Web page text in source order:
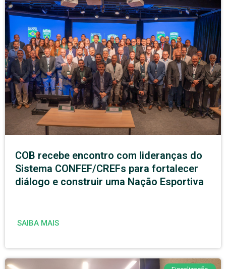
COB recebe encontro com lideranças do
Sistema CONFEF/CREFs para fortalecer
diálogo e construir uma Nação Esportiva
SAIBA MAIS